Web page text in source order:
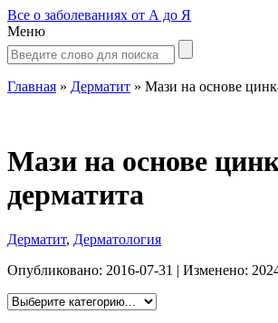
Все о заболеваниях от А до Я
Меню
Главная » Дерматит » Мази на основе
Мази на основе
дерматита
Дерматит, Дерматология
Опубликовано: 2016-07-31 | Изменено: